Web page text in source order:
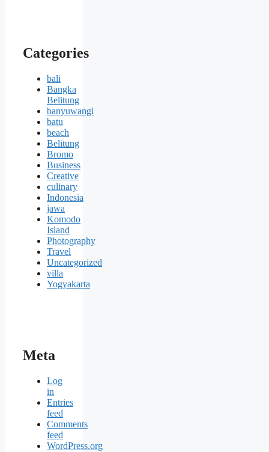
Categories
bali
Bangka
Belitung
banyuwangi
batu
beach
Belitung
Bromo
Business
Creative
culinary
Indonesia
jawa
Komodo
Island
Photography
Travel
Uncategorized
villa
Yogyakarta
Meta
Log
in
Entries
feed
Comments
feed
WordPress.org